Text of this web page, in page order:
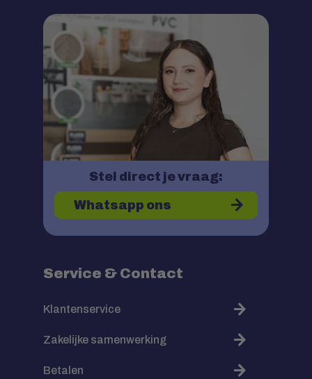
Stel direct je vraag:
Whatsapp ons
Service & Contact
Klantenservice
Zakelijke samenwerking
Betalen